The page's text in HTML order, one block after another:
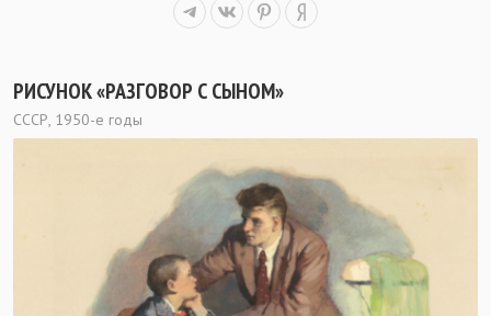
РИСУНОК «РАЗГОВОР С СЫНОМ»
СССР, 1950-е годы